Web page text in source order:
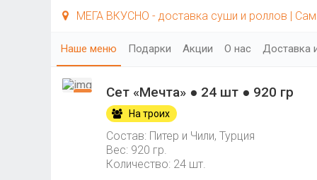
МЕГА ВКУСНО - доставка суши и роллов |
Наше меню Подарки Акции О нас Доставка
Сет «Мечта» ● 24 шт ● 920 гр
На троих
Состав: Питер и Чили, Турция
Вес: 920 гр.
Количество: 24 шт.